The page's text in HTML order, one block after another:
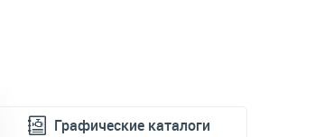
Графические каталоги